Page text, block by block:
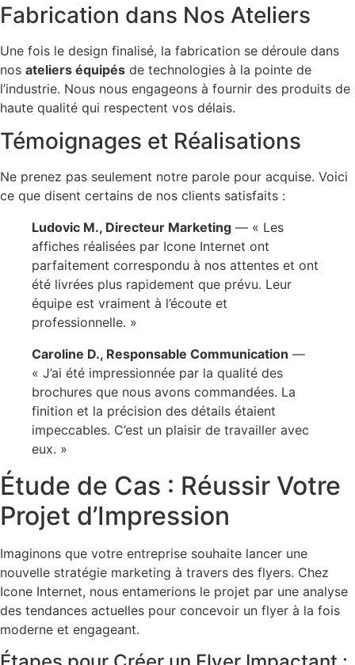
Fabrication dans Nos Ateliers
Une fois le design finalisé, la fabrication se déroule dans
nos ateliers équipés de technologies à la pointe de
l’industrie. Nous nous engageons à fournir des produits de
haute qualité qui respectent vos délais.
Témoignages et Réalisations
Ne prenez pas seulement notre parole pour acquise. Voici
ce que disent certains de nos clients satisfaits :
Ludovic M., Directeur Marketing — « Les
affiches réalisées par Icone Internet ont
parfaitement correspondu à nos attentes et ont
été livrées plus rapidement que prévu. Leur
équipe est vraiment à l’écoute et
professionnelle. »
Caroline D., Responsable Communication —
« J’ai été impressionnée par la qualité des
brochures que nous avons commandées. La
finition et la précision des détails étaient
impeccables. C’est un plaisir de travailler avec
eux. »
Étude de Cas : Réussir Votre
Projet d’Impression
Imaginons que votre entreprise souhaite lancer une
nouvelle stratégie marketing à travers des flyers. Chez
Icone Internet, nous entamerions le projet par une analyse
des tendances actuelles pour concevoir un flyer à la fois
moderne et engageant.